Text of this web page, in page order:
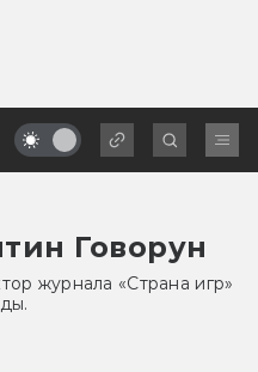
Говорун
журнала «Страна игр»